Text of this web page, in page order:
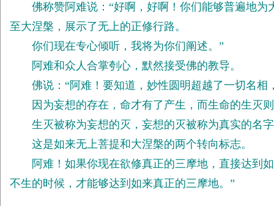
佛称赞阿难说：“好啊，好啊！你们能够普遍地为
至大涅槃，展示了无上的正修行路。
你们现在专心倾听，我将为你们阐述。”
阿难和众人合掌刳心，默然接受佛的教导。
佛说：“阿难！要知道，妙性圆明超越了一切名相
因为妄想的存在，命才有了产生，而生命的生灭
生灭被称为妄想的灭，妄想的灭被称为真实的名
这是如来无上菩提和大涅槃的两个转向标志。
阿难！如果你现在欲修真正的三摩地，直接达到如
不生的时候，才能够达到如来真正的三摩地。”